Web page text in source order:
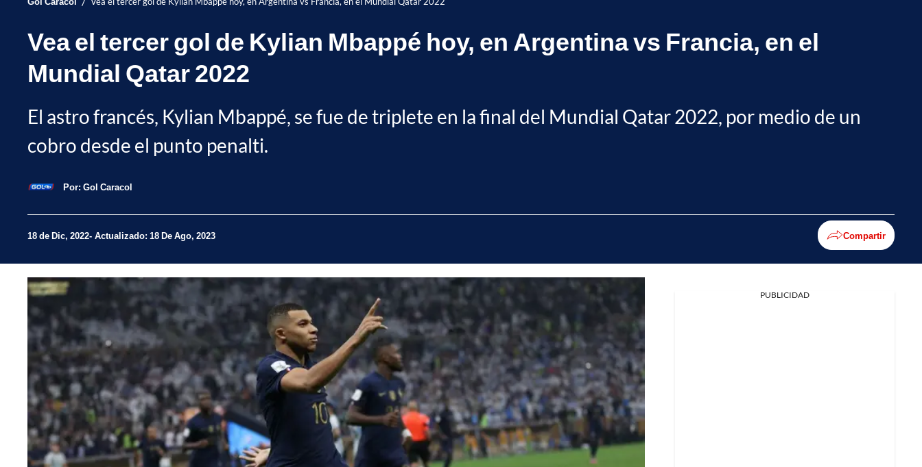
Vea el tercer gol de Kylian Mbappé hoy, en Argentina vs Francia, en el
Mundial Qatar 2022
El astro francés, Kylian Mbappé, se fue de triplete en la final del Mundial Qatar 2022, por medio de un
cobro desde el punto penalti.
Por: Gol Caracol
18 de Dic, 2022 Actualizado: 18 De Ago, 2023 Compartir
PUBLICIDAD